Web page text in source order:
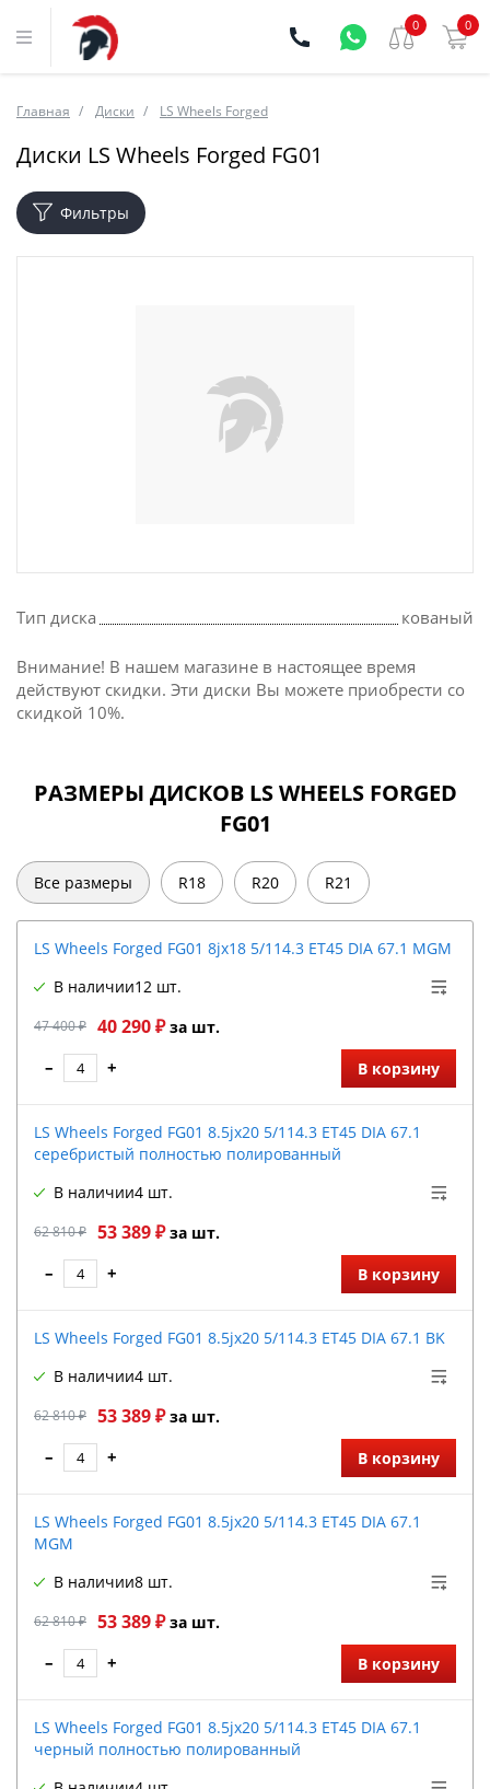
0 0
Главная Диски LS Wheels Forged
Диски LS Wheels Forged FG01
Фильтры
Тип диска кованый
Внимание! В нашем магазине в настоящее время
действуют скидки. Эти диски Вы можете приобрести со
скидкой 10%.
РАЗМЕРЫ ДИСКОВ LS WHEELS FORGED
FG01
Все размеры R18 R20 R21
LS Wheels Forged FG01 8jx18 5/114.3 ET45 DIA 67.1 MGM
47 400 ₽ 40 290 ₽за шт.
В наличии12 шт.
– + В корзину
LS Wheels Forged FG01 8.5jx20 5/114.3 ET45 DIA 67.1
серебристый полностью полированный
62 810 ₽ 53 389 ₽за шт.
В наличии4 шт.
– + В корзину
LS Wheels Forged FG01 8.5jx20 5/114.3 ET45 DIA 67.1 BK
62 810 ₽ 53 389 ₽за шт.
В наличии4 шт.
– + В корзину
LS Wheels Forged FG01 8.5jx20 5/114.3 ET45 DIA 67.1
MGM
62 810 ₽ 53 389 ₽за шт.
В наличии8 шт.
– + В корзину
LS Wheels Forged FG01 8.5jx20 5/114.3 ET45 DIA 67.1
черный полностью полированный